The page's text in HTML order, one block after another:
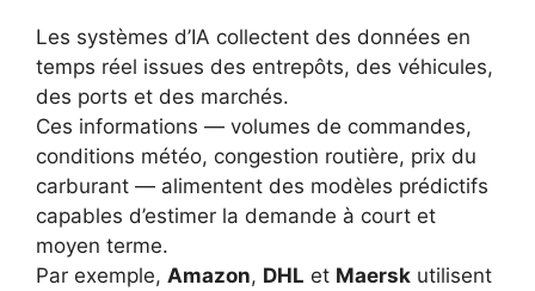
Les systèmes d’IA collectent des données en
temps réel issues des entrepôts, des véhicules,
des ports et des marchés.
Ces informations — volumes de commandes,
conditions météo, congestion routière, prix du
carburant — alimentent des modèles prédictifs
capables d’estimer la demande à court et
moyen terme.
Par exemple, Amazon, DHL et Maersk utilisent